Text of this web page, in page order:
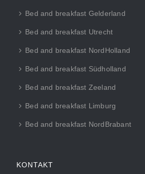
Bed and breakfast Gelderland
Bed and breakfast Utrecht
Bed and breakfast NordHolland
Bed and breakfast Südholland
Bed and breakfast Zeeland
Bed and breakfast Limburg
Bed and breakfast NordBrabant
KONTAKT